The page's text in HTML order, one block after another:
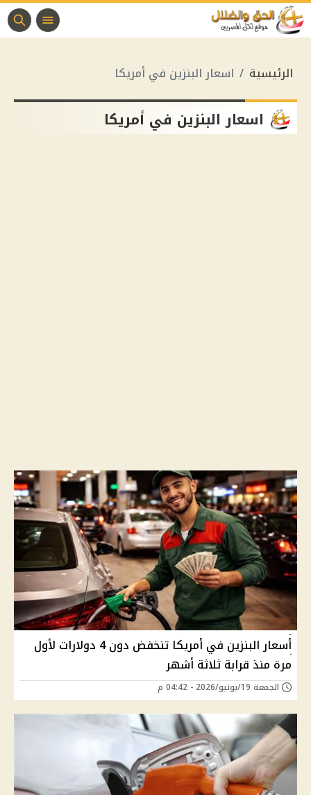
الرئيسية اسعار البنزين في أمريكا
اسعار البنزين في أمريكا
أسعار البنزين في أمريكا تنخفض دون 4 دولارات لأول
مرة منذ قرابة ثلاثة أشهر
الجمعة 19/يونيو/2026 - 04:42 م